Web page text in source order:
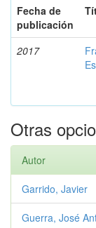
Fecha de
publicación
2017
Otras
Autor
Garrido, Javier
Guerra, José